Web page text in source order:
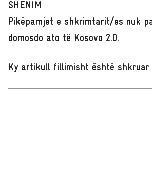
SHËNIM
Pikëpamjet e shkrimtarit/es nuk
domosdo ato të Kosovo 2.0.
Ky artikull fillimisht është shkruar